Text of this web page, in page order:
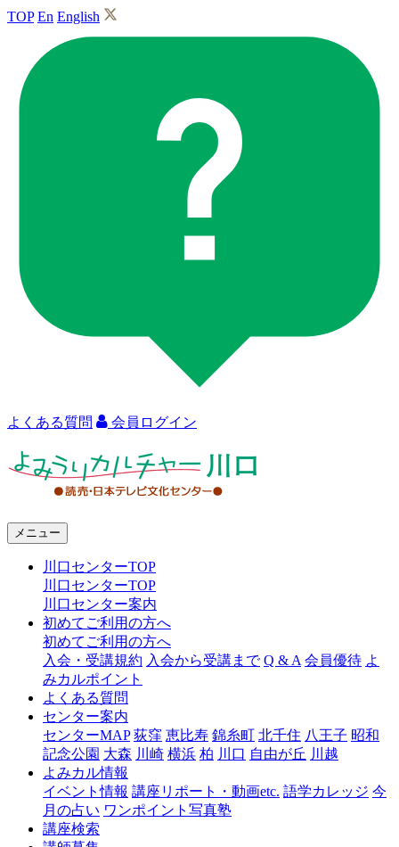
TOP En English
よくある質問 会員ログイン
ャ
口
メニュー
川口センターTOP
川口センターTOP
川口センター案内
初めてご利用の方へ
初めてご利用の方へ
入会・受講規約 入会から受講まで Q & A 会員優待 よ
みカルポイント
よくある質問
センター案内
センターMAP 荻窪 恵比寿 錦糸町 北千住 八王子 昭和
記念公園 大森 川崎 横浜 柏 川口 自由が丘 川越
よみカル情報
イベント情報 講座リポート・動画etc. 語学カレッジ 今
月の占い ワンポイント写真塾
講座検索